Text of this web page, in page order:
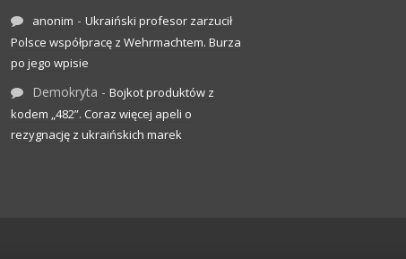
anonim - Ukraiński profesor zarzucił
Polsce współpracę z Wehrmachtem. Burza
po jego wpisie
Demokryta - Bojkot produktów z
kodem „482”. Coraz więcej apeli o
rezygnację z ukraińskich marek